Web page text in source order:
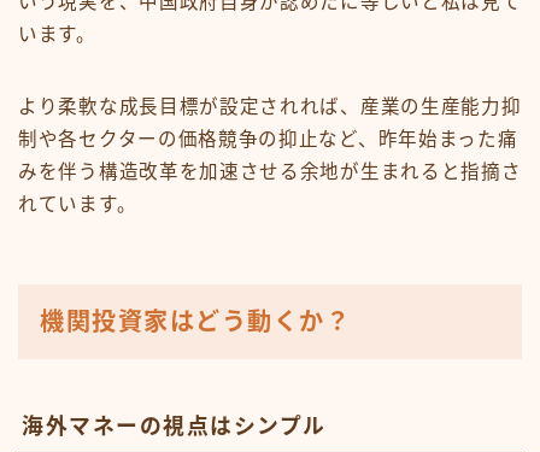
います。
より柔軟な成長目標が設定されれば、産業の生産能力抑
制や各セクターの価格競争の抑止など、昨年始まった痛
みを伴う構造改革を加速させる余地が生まれると指摘さ
れています。
機関投資家はどう動くか？
海外マネーの視点はシンプル